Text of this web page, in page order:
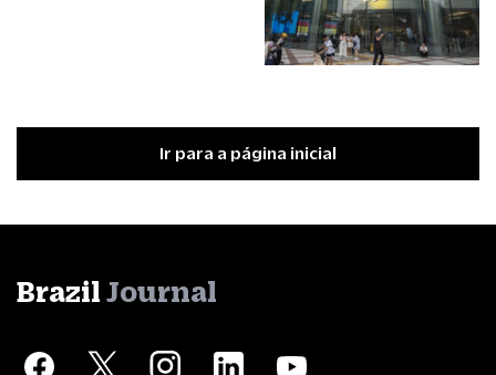
Ir para a página inicial
Brazil Journal